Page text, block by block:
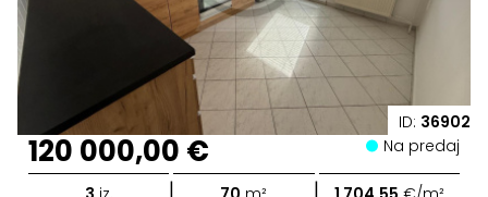
ID: 36902
120 000,00 € Na predaj